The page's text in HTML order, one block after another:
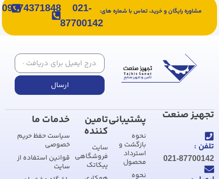
مشاوره رایگان و خرید، تماس با شماره های:
021-
87700142
09374371848
ارسال
تجهیز صنعت
تلفن :
021-87700142
پشتیبانی
نحوه
بازگشت و
استرداد
محصول
نحوه
تامین
کننده
سایت
فروشگاهی
پیکاتک
خدمات ما
سیاست حفظ حریم
خصوصی
قوانین استفاده از
سایت